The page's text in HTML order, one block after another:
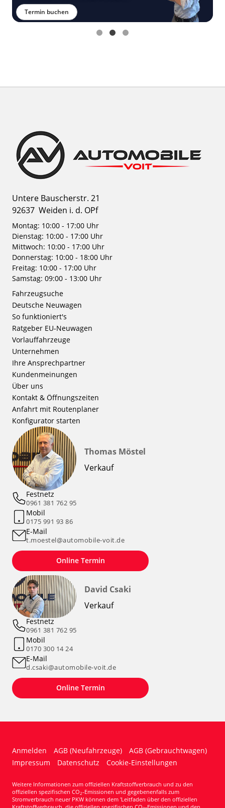
Termin buchen
Untere Bauscherstr. 21
92637 Weiden i. d. OPf
Montag: 10:00 - 17:00 Uhr
Dienstag: 10:00 - 17:00 Uhr
Mittwoch: 10:00 - 17:00 Uhr
Donnerstag: 10:00 - 18:00 Uhr
Freitag: 10:00 - 17:00 Uhr
Samstag: 09:00 - 13:00 Uhr
Fahrzeugsuche
Deutsche Neuwagen
So funktioniert's
Ratgeber EU-Neuwagen
Vorlauffahrzeuge
Unternehmen
Ihre Ansprechpartner
Kundenmeinungen
Über uns
Kontakt & Öffnungszeiten
Anfahrt mit Routenplaner
Konfigurator starten
Thomas Möstel
Verkauf
Festnetz
0961 381 762 95
Mobil
0175 991 93 86
E-Mail
t.moestel@automobile-voit.de
Online Termin
David Csaki
Verkauf
Festnetz
0961 381 762 95
Mobil
0170 300 14 24
E-Mail
d.csaki@automobile-voit.de
Online Termin
Anmelden AGB (Neufahrzeuge)
AGB (Gebrauchtwagen)
Impressum
Datenschutz Cookie-Einstellungen
Weitere Informationen zum offiziellen Kraftstoffverbrauch und zu den
offiziellen spezifischen CO2-Emissionen und gegebenenfalls zum
Stromverbrauch neuer PKW können dem 'Leitfaden über den offiziellen